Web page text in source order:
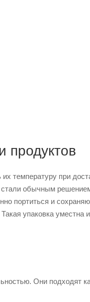
продуктов
температуру при
обычным
портиться и
упаковка
Они подходят